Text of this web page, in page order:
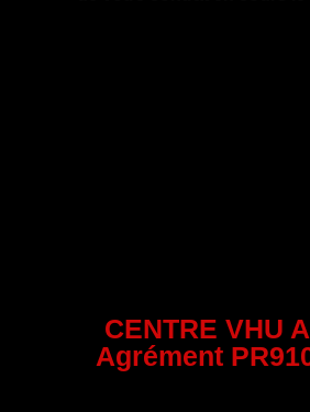
CENTRE VHU
Agrément